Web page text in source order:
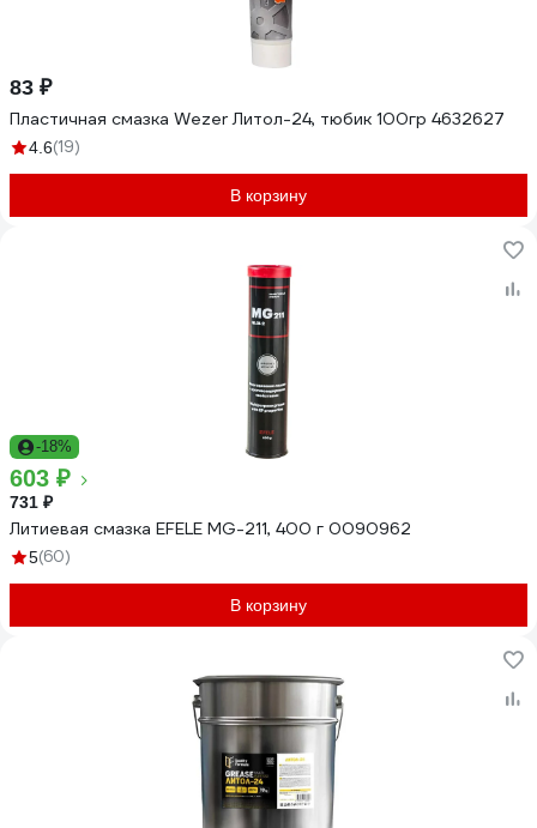
83 ₽
Пластичная смазка Wezer Литол-24, тюбик 100гр 4632627
4.6(19)
В корзину
-18%
603 ₽
731 ₽
Литиевая смазка EFELE MG-211, 400 г 0090962
5(60)
В корзину